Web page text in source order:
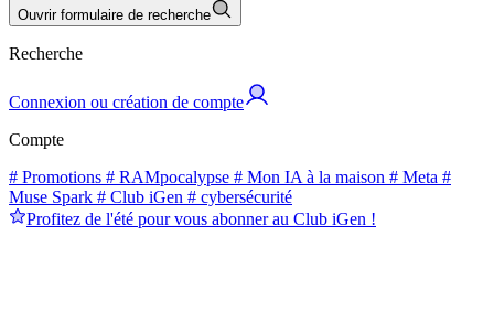
Ouvrir formulaire de recherche
Recherche
Connexion ou création de compte
Compte
# Promotions # RAMpocalypse # Mon IA à la maison # Meta #
Muse Spark # Club iGen # cybersécurité
Profitez de l'été pour vous abonner au Club iGen !